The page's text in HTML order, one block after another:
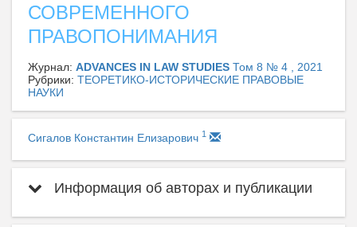
СОВРЕМЕННОГО
ПРАВОПОНИМАНИЯ
Журнал: ADVANCES IN LAW STUDIES Том 8 № 4 , 2021
Рубрики: ТЕОРЕТИКО-ИСТОРИЧЕСКИЕ ПРАВОВЫЕ
НАУКИ
Сигалов Константин Елизарович 1
Информация об авторах и публикации